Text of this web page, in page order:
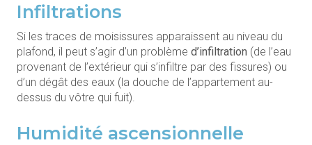
Infiltrations
Si les traces de moisissures apparaissent au niveau du
plafond, il peut s’agir d’un problème d’infiltration (de l’eau
provenant de l’extérieur qui s’infiltre par des fissures) ou
d’un dégât des eaux (la douche de l’appartement au-
dessus du vôtre qui fuit).
Humidité ascensionnelle